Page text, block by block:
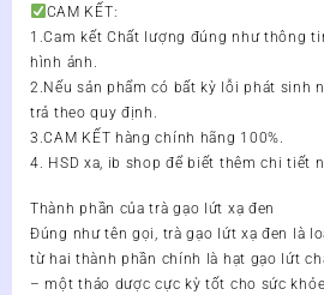
lượng
CAM KẾT:
1.Cam kết Chất lượng đúng như thông
hình ảnh.
2.Nếu sản phẩm có bất kỳ lỗi phát sinh
trả theo quy định.
3.CAM KẾT hàng chính hãng 100%.
4. HSD xa, ib shop để biết thêm chi tiết
Thành phần của trà gạo lứt xạ đen
Đúng như tên gọi, trà gạo lứt xạ đen là
từ hai thành phần chính là hạt gạo lứt
– một thảo dược cực kỳ tốt cho sức